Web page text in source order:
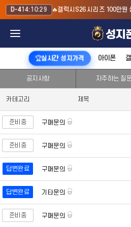
D-414:10:29 🔥갤럭시S26 시리즈 100만원
🏆실시간 성지가격 아이폰
공지사항 자주하는 질
카테고리 제목
준비중 구매문의
준비중 구매문의
답변완료 구매문의
답변완료 기타문의
준비중 구매문의